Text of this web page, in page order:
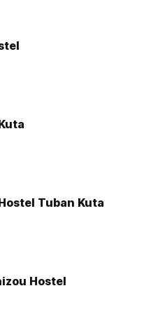
Tuban Kuta
Hostel